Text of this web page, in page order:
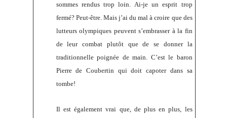
sommes rendus trop loin. Ai-je un esprit trop
fermé? Peut-être. Mais j’ai du mal à croire que des
lutteurs olympiques peuvent s’embrasser à la fin
de leur combat plutôt que de se donner la
traditionnelle poignée de main. C’est le baron
Pierre de Coubertin qui doit capoter dans sa
tombe!
Il est également vrai que, de plus en plus, les